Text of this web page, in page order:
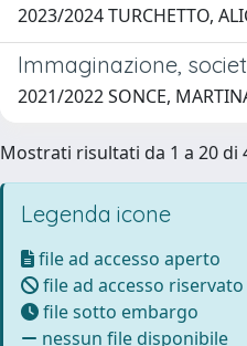
2023/2024 TURCHETTO,
Immaginazione,
2021/2022 SONCE,
Mostrati risultati da 1 a 20 di
Legenda icone
file ad accesso aperto
file ad accesso riservato
file sotto embargo
nessun file disponibile